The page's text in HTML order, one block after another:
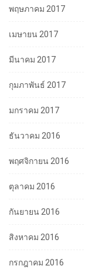
พฤษภาคม 2017
เมษายน 2017
มีนาคม 2017
กุมภาพันธ์ 2017
มกราคม 2017
ธันวาคม 2016
พฤศจิกายน 2016
ตุลาคม 2016
กันยายน 2016
สิงหาคม 2016
กรกฎาคม 2016